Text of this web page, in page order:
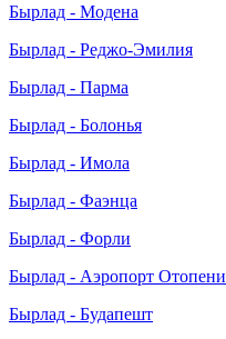
Бырлад - Модена
Бырлад - Реджо-Эмилия
Бырлад - Парма
Бырлад - Болонья
Бырлад - Имола
Бырлад - Фаэнца
Бырлад - Форли
Бырлад - Аэропорт Отопени
Бырлад - Будапешт